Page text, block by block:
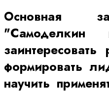
Основная
формировать
научить